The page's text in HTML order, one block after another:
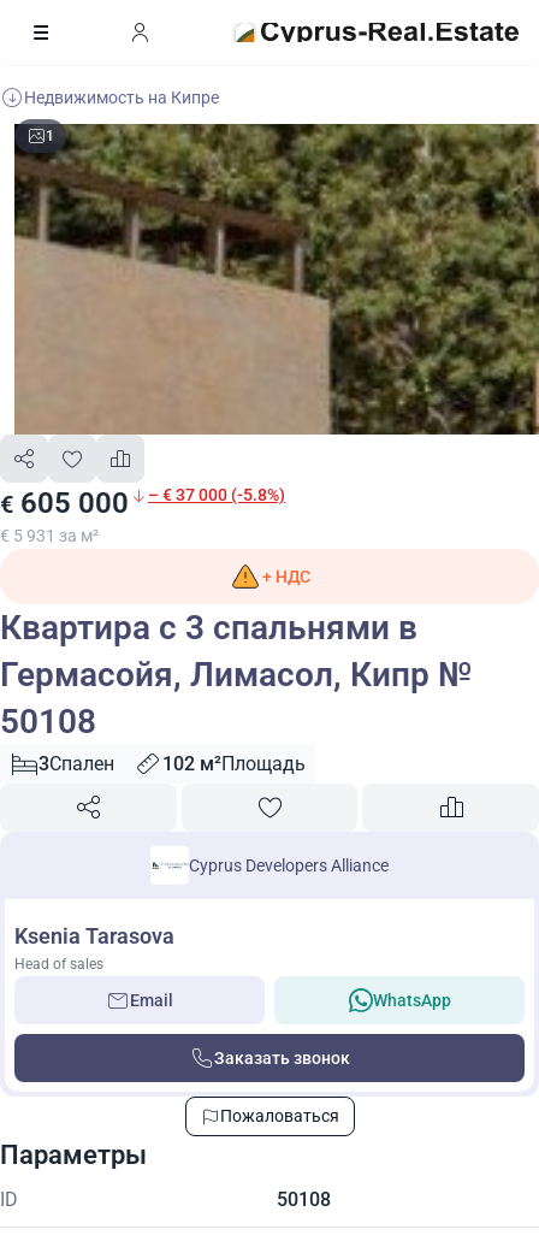
Недвижимость на Кипре
1
€ 605 000 – € 37 000 (-5.8%)
€ 5 931 за м²
+ НДС
Квартира с 3 спальнями в
Гермасойя, Лимасол, Кипр №
50108
3Спален 102 м²Площадь
Cyprus Developers Alliance
Ksenia Tarasova
Head of sales
Email WhatsApp
Заказать звонок
Пожаловаться
Параметры
ID 50108